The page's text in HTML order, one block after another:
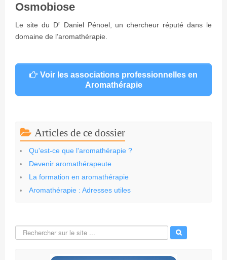
Osmobiose
Le site du DrDaniel Pénoel, un chercheur réputé dans le
domaine de l’aromathérapie.
Voir les associations professionnelles en
Aromathérapie
Articles de ce dossier
Qu'est-ce que l'aromathérapie ?
Devenir aromathérapeute
La formation en aromathérapie
Aromathérapie : Adresses utiles